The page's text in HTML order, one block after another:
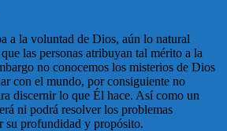
a la voluntad de Dios, aún lo natural
las personas atribuyan tal mérito a la
no conocemos los misterios de Dios
con el mundo, por consiguiente no
discernir lo que Él hace. Así como un
ni podrá resolver los problemas
su profundidad y propósito.